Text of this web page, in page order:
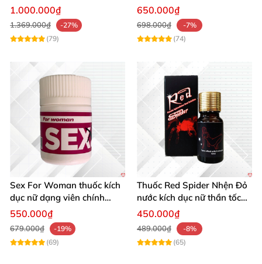
hãng
1.000.000₫
1.369.000₫
-27%
(79)
Woman dạng nước cực
mạnh giá rẻ
650.000₫
698.000₫
-7%
(74)
Sex For Woman thuốc kích
dục nữ dạng viên chính
hãng hiệu quả cực mạnh
550.000₫
679.000₫
-19%
(69)
Thuốc Red Spider Nhện Đỏ
nước kích dục nữ thần tốc
chính hãng
450.000₫
489.000₫
-8%
(65)